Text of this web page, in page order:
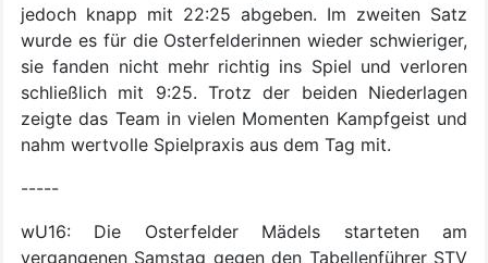
jedoch knapp mit 22:25 abgeben. Im zweiten Satz
wurde es für die Osterfelderinnen wieder schwieriger,
sie fanden nicht mehr richtig ins Spiel und verloren
schließlich mit 9:25. Trotz der beiden Niederlagen
zeigte das Team in vielen Momenten Kampfgeist und
nahm wertvolle Spielpraxis aus dem Tag mit.
-----
wU16: Die Osterfelder Mädels starteten am
vergangenen Samstag gegen den Tabellenführer STV